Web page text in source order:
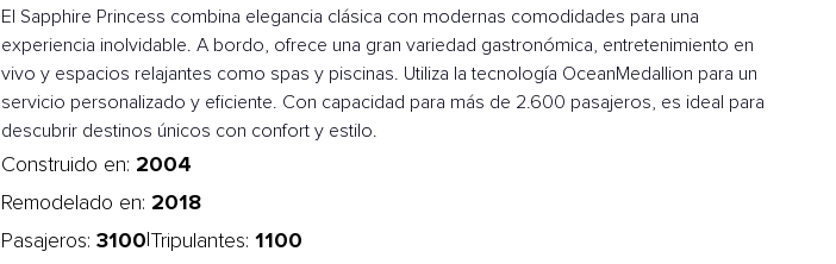
El Sapphire Princess combina elegancia clásica con modernas comodidades para una
experiencia inolvidable. A bordo, ofrece una gran variedad gastronómica, entretenimiento en
vivo y espacios relajantes como spas y piscinas. Utiliza la tecnología OceanMedallion para un
servicio personalizado y eficiente. Con capacidad para más de 2.600 pasajeros, es ideal para
descubrir destinos únicos con confort y estilo.
Construido en: 2004
Remodelado en: 2018
Pasajeros: 3100 Tripulantes: 1100